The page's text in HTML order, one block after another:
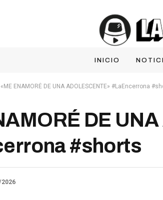
INICIO
«ME ENAMORÉ DE UNA ADOLESCENTE» #LaEncerrona
DE
#shorts